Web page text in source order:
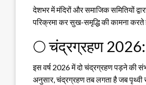
देशभर में मंदिरों और समाजिक समितियों
परिक्रमा कर सुख-समृद्धि की कामना करते
🌕 चंद्रग्रहण 2026:
इस वर्ष 2026 में दो चंद्रग्रहण पड़ने की
अनुसार, चंद्रग्रहण तब लगता है जब पृथ्वी